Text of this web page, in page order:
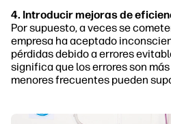
4. Introducir mejoras de
Por supuesto, a veces se
empresa ha aceptado
pérdidas debido a errores
significa que los errores son
menores frecuentes pueden